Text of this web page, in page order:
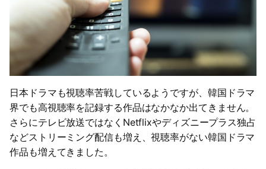
日本ドラマも視聴率苦戦しているようですが、韓国ドラマ
界でも高視聴率を記録する作品はなかなか出てきません。
さらにテレビ放送ではなくNetflixやディズニープラス独占
などストリーミング配信も増え、視聴率がない韓国ドラマ
作品も増えてきました。